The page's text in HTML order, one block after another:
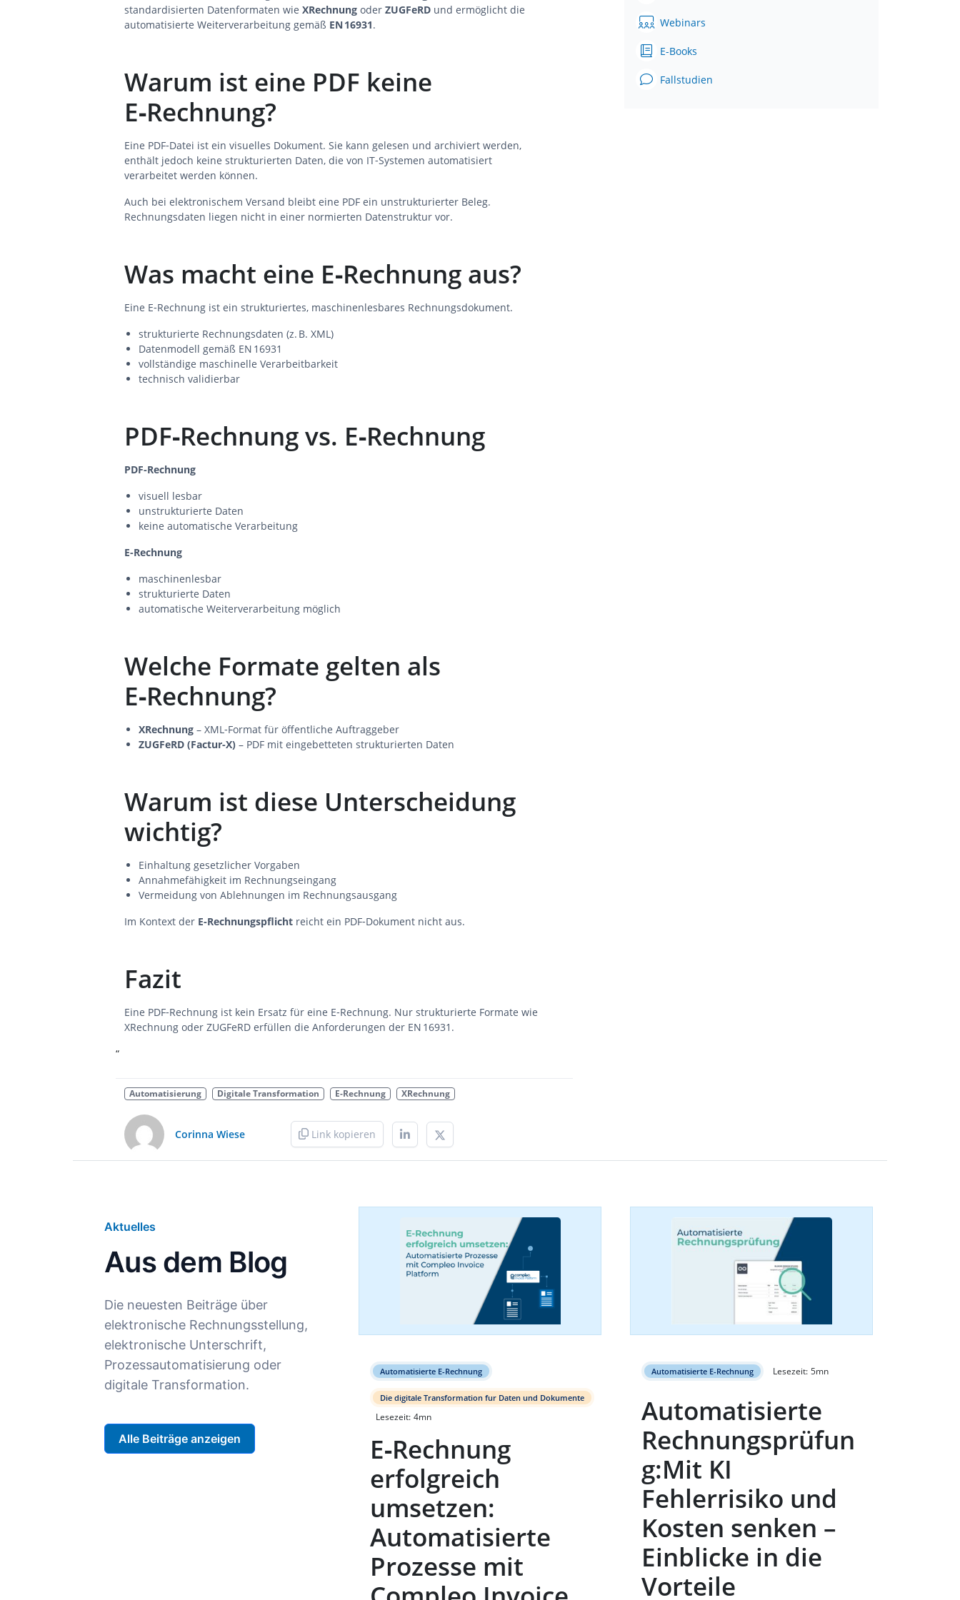
standardisierten Datenformaten wie XRechnung oder ZUGFeRD und ermöglicht die
automatisierte Weiterverarbeitung gemäß EN 16931.
Warum ist eine PDF keine
E‑Rechnung?
Eine PDF‑Datei ist ein visuelles Dokument. Sie kann gelesen und archiviert werden,
enthält jedoch keine strukturierten Daten, die von IT‑Systemen automatisiert
verarbeitet werden können.
Auch bei elektronischem Versand bleibt eine PDF ein unstrukturierter Beleg.
Rechnungsdaten liegen nicht in einer normierten Datenstruktur vor.
Was macht eine E‑Rechnung aus?
Eine E‑Rechnung ist ein strukturiertes, maschinenlesbares Rechnungsdokument.
strukturierte Rechnungsdaten (z. B. XML)
Datenmodell gemäß EN 16931
vollständige maschinelle Verarbeitbarkeit
technisch validierbar
PDF‑Rechnung vs. E‑Rechnung
PDF‑Rechnung
visuell lesbar
unstrukturierte Daten
keine automatische Verarbeitung
E‑Rechnung
maschinenlesbar
strukturierte Daten
automatische Weiterverarbeitung möglich
Welche Formate gelten als
E‑Rechnung?
XRechnung – XML‑Format für öffentliche Auftraggeber
ZUGFeRD (Factur‑X) – PDF mit eingebetteten strukturierten Daten
Warum ist diese Unterscheidung
wichtig?
Einhaltung gesetzlicher Vorgaben
Annahmefähigkeit im Rechnungseingang
Vermeidung von Ablehnungen im Rechnungsausgang
Im Kontext der E‑Rechnungspflicht reicht ein PDF‑Dokument nicht aus.
Fazit
Eine PDF‑Rechnung ist kein Ersatz für eine E‑Rechnung. Nur strukturierte Formate wie
XRechnung oder ZUGFeRD erfüllen die Anforderungen der EN 16931.
“
Automatisierung Digitale Transformation E-Rechnung XRechnung
Corinna Wiese Link kopieren
Webinars
E-Books
Fallstudien
Aktuelles
Aus dem Blog
Die neuesten Beiträge über
elektronische Rechnungsstellung,
elektronische Unterschrift,
Prozessautomatisierung oder
digitale Transformation.
Alle Beiträge anzeigen
Automatisierte E-Rechnung
Die digitale Transformation fur Daten und Dokumente
Lesezeit: 4mn
E‑Rechnung
erfolgreich
umsetzen:
Automatisierte
Prozesse mit
Automatisierte E-Rechnung Lesezeit: 5mn
Automatisierte
Rechnungsprüfun
g:Mit KI
Fehlerrisiko und
Kosten senken –
Einblicke in die
Vorteile